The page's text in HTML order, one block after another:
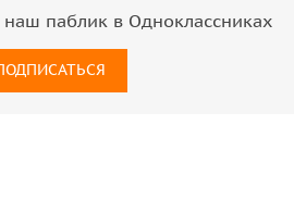
паблик в Одноклассниках